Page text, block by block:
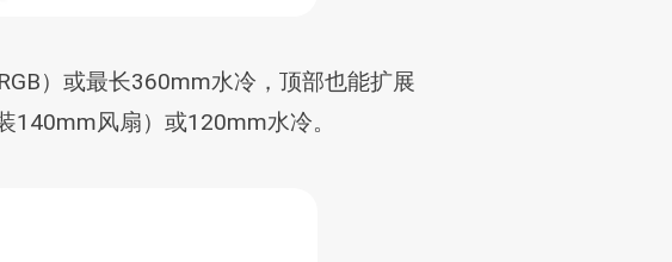
）或最长360mm水冷，顶部也能扩展
风扇）或120mm水冷。